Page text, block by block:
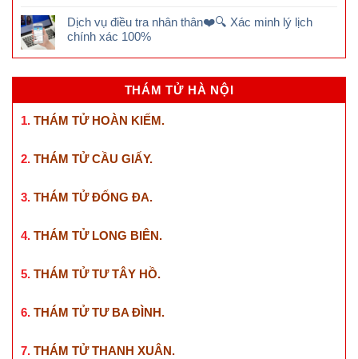
Dịch vụ điều tra nhân thân❤️🔍 Xác minh lý lịch
chính xác 100%
THÁM TỬ HÀ NỘI
1. THÁM TỬ HOÀN KIẾM.
2. THÁM TỬ CẦU GIẤY.
3. THÁM TỬ ĐỐNG ĐA.
4. THÁM TỬ LONG BIÊN.
5. THÁM TỬ TƯ TÂY HỒ.
6. THÁM TỬ TƯ BA ĐÌNH.
7. THÁM TỬ THANH XUÂN.